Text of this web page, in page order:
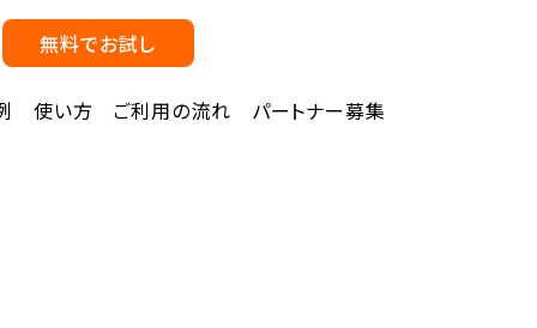
無料でお試し
使い方 ご利用の流れ パートナー募集